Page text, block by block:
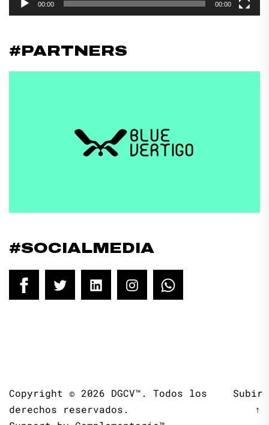
00:00 00:00
#PARTNERS
#SOCIALMEDIA
FacebookTwitter LinkedInInstagram
Copyright © 2026 DGCV™. Todos los
derechos reservados.
Subir
↑